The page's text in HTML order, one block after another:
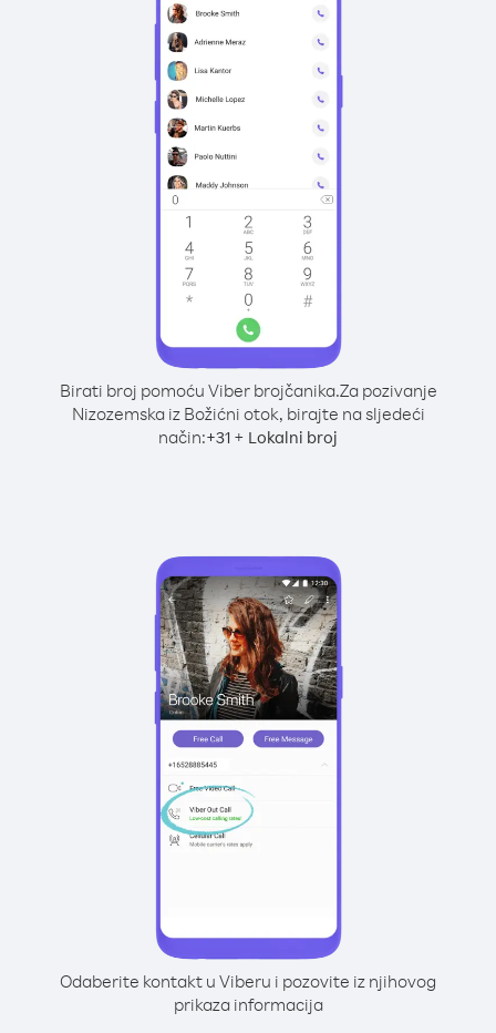
Birati broj pomoću Viber brojčanika.Za pozivanje
Nizozemska iz Božićni otok, birajte na sljedeći
način:+31 + Lokalni broj
Odaberite kontakt u Viberu i pozovite iz njihovog
prikaza informacija